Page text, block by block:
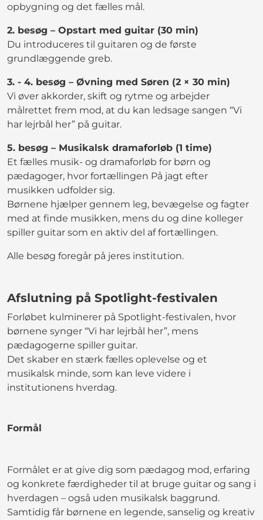
opbygning og det fælles mål.
2. besøg – Opstart med guitar (30 min)
Du introduceres til guitaren og de første
grundlæggende greb.
3. - 4. besøg – Øvning med Søren (2 × 30 min)
Vi øver akkorder, skift og rytme og arbejder
målrettet frem mod, at du kan ledsage sangen “Vi
har lejrbål her” på guitar.
5. besøg – Musikalsk dramaforløb (1 time)
Et fælles musik- og dramaforløb for børn og
pædagoger, hvor fortællingen På jagt efter
musikken udfolder sig.
Børnene hjælper gennem leg, bevægelse og fagter
med at finde musikken, mens du og dine kolleger
spiller guitar som en aktiv del af fortællingen.
Alle besøg foregår på jeres institution.
Afslutning på Spotlight-festivalen
Forløbet kulminerer på Spotlight-festivalen, hvor
børnene synger “Vi har lejrbål her”, mens
pædagogerne spiller guitar.
Det skaber en stærk fælles oplevelse og et
musikalsk minde, som kan leve videre i
institutionens hverdag.
Formål
Formålet er at give dig som pædagog mod, erfaring
og konkrete færdigheder til at bruge guitar og sang i
hverdagen – også uden musikalsk baggrund.
Samtidig får børnene en legende, sanselig og kreativ